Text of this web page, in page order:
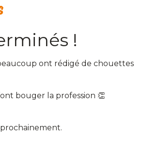
!
ont rédigé de chouettes
bouger la profession 👏